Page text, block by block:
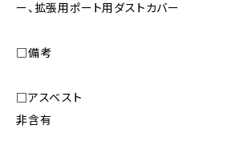
ー、拡張用ポート用ダストカバー
□備考
□アスベスト
非含有